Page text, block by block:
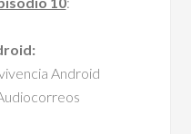
Android